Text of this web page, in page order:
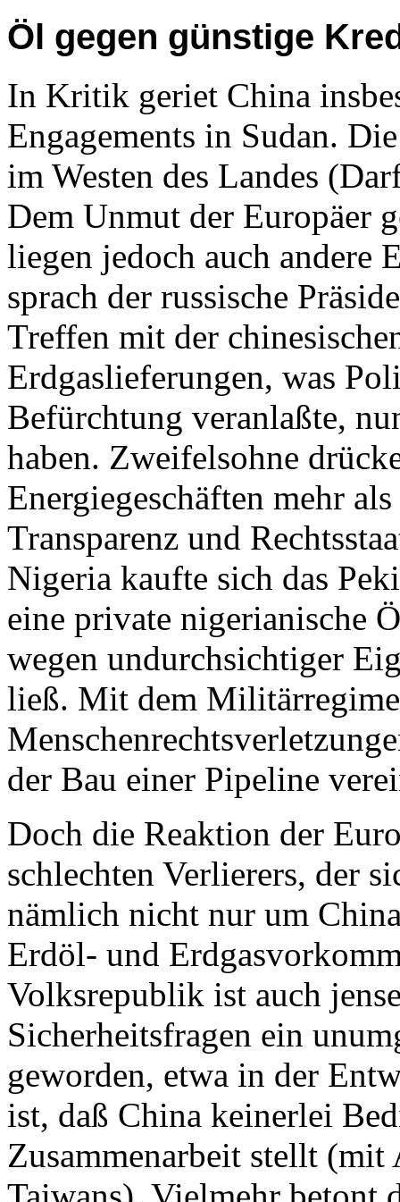
Öl gegen günstige
In Kritik geriet China
Engagements in Sudan.
im Westen des Landes
Dem Unmut der Europäer
liegen jedoch auch andere
sprach der russische
Treffen mit der
Erdgaslieferungen, was
Befürchtung veranlaßte,
haben. Zweifelsohne
Energiegeschäften mehr
Transparenz und
Nigeria kaufte sich das
eine private nigerianische
wegen undurchsichtiger
ließ. Mit dem
der Bau einer Pipeline
Doch die Reaktion der
schlechten Verlierers, der
nämlich nicht nur um
Erdöl- und
Volksrepublik ist auch
Sicherheitsfragen ein
geworden, etwa in der
ist, daß China keinerlei
Zusammenarbeit stellt (mit